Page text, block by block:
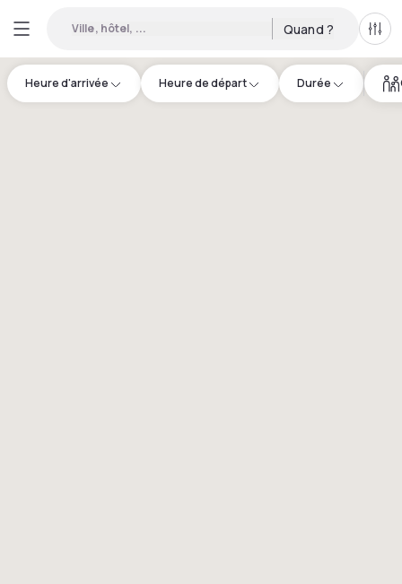
Ville, hôtel, ... Quand ?
Heure d'arrivée Heure de départ Durée